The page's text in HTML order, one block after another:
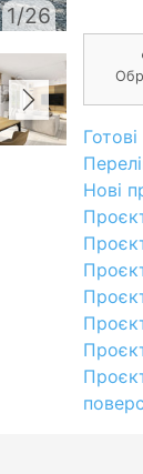
1/26
Нові